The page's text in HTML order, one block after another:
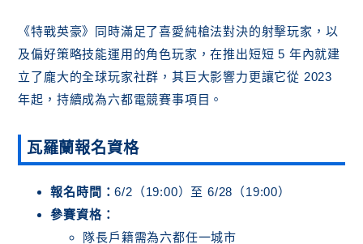
《特戰英豪》同時滿足了喜愛純槍法對決的射擊玩家，以
及偏好策略技能運用的角色玩家，在推出短短 5 年內就建
立了龐大的全球玩家社群，其巨大影響力更讓它從 2023
年起，持續成為六都電競賽事項目。
瓦羅蘭報名資格
報名時間：6/2（19:00）至 6/28（19:00）
參賽資格：
隊長戶籍需為六都任一城市